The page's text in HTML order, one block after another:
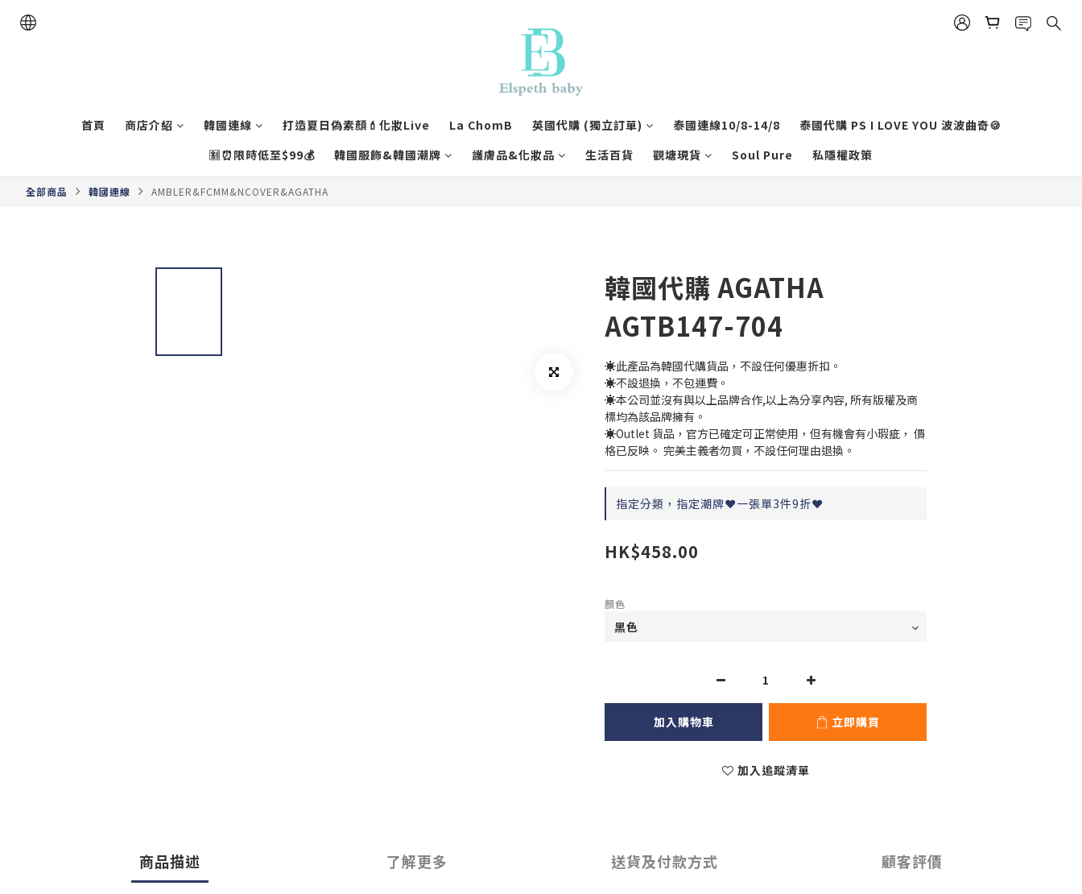
首頁 商店介紹 韓國連線 打造夏日偽素顏💄化妝Live La ChomB 英國代購 (獨立訂單) 泰國連線10/8-14/8
泰國代購 PS I LOVE YOU 波波曲奇🍪
🈹⏰限時低至$99💰
韓國服飾&韓國潮牌 護膚品&化妝品 生活百貨 觀塘現貨 Soul Pure 私隱權政策
全部商品 韓國連線 AMBLER&FCMM&NCOVER&AGATHA
韓國代購 AGATHA
AGTB147-704
☀️此產品為韓國代購貨品，不設任何優惠折扣。
☀️不設退換，不包運費。
☀️本公司並沒有與以上品牌合作,以上為分享內容, 所有版權及商
標均為該品牌擁有。
☀️Outlet 貨品，官方已確定可正常使用，但有機會有小瑕疵， 價
格已反映。 完美主義者勿買，不設任何理由退換。
指定分類，指定潮牌❤️一張單3件9折❤️
HK$458.00
顏色
加入購物車 立即購買
加入追蹤清單
商品描述 了解更多 送貨及付款方式 顧客評價